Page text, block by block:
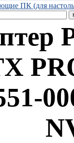
ПК (для